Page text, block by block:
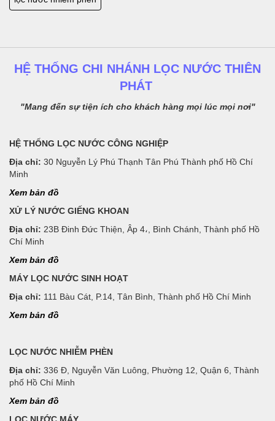
HỆ THỐNG CHI NHÁNH LỌC NƯỚC THIÊN
PHÁT
"Mang đến sự tiện ích cho khách hàng mọi lúc mọi nơi"
HỆ THỐNG LỌC NƯỚC CÔNG NGHIỆP
Địa chỉ: 30 Nguyễn Lý Phú Thạnh Tân Phú Thành phố Hồ Chí
Minh
Xem bản đồ
XỬ LÝ NƯỚC GIẾNG KHOAN
Địa chỉ: 23B Đinh Đức Thiện, Âp 4،, Bình Chánh, Thành phố Hồ
Chí Minh
Xem bản đồ
MÁY LỌC NƯỚC SINH HOẠT
Địa chỉ: 111 Bàu Cát, P.14, Tân Bình, Thành phố Hồ Chí Minh
Xem bản đồ
LỌC NƯỚC NHIỄM PHÈN
Địa chỉ: 336 Đ, Nguyễn Văn Luông, Phường 12, Quận 6, Thành
phố Hồ Chí Minh
Xem bản đồ
LỌC NƯỚC MÁY